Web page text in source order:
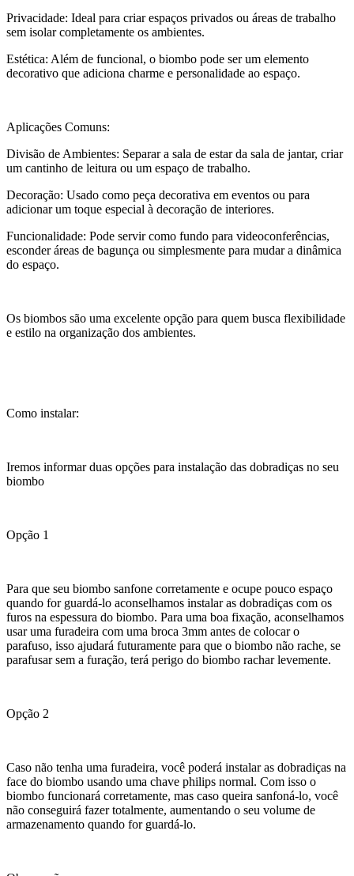
Privacidade: Ideal para criar espaços privados ou áreas de trabalho
sem isolar completamente os ambientes.
Estética: Além de funcional, o biombo pode ser um elemento
decorativo que adiciona charme e personalidade ao espaço.
Aplicações Comuns:
Divisão de Ambientes: Separar a sala de estar da sala de jantar, criar
um cantinho de leitura ou um espaço de trabalho.
Decoração: Usado como peça decorativa em eventos ou para
adicionar um toque especial à decoração de interiores.
Funcionalidade: Pode servir como fundo para videoconferências,
esconder áreas de bagunça ou simplesmente para mudar a dinâmica
do espaço.
Os biombos são uma excelente opção para quem busca flexibilidade
e estilo na organização dos ambientes.
Como instalar:
Iremos informar duas opções para instalação das dobradiças no seu
biombo
Opção 1
Para que seu biombo sanfone corretamente e ocupe pouco espaço
quando for guardá-lo aconselhamos instalar as dobradiças com os
furos na espessura do biombo. Para uma boa fixação, aconselhamos
usar uma furadeira com uma broca 3mm antes de colocar o
parafuso, isso ajudará futuramente para que o biombo não rache, se
parafusar sem a furação, terá perigo do biombo rachar levemente.
Opção 2
Caso não tenha uma furadeira, você poderá instalar as dobradiças na
face do biombo usando uma chave philips normal. Com isso o
biombo funcionará corretamente, mas caso queira sanfoná-lo, você
não conseguirá fazer totalmente, aumentando o seu volume de
armazenamento quando for guardá-lo.